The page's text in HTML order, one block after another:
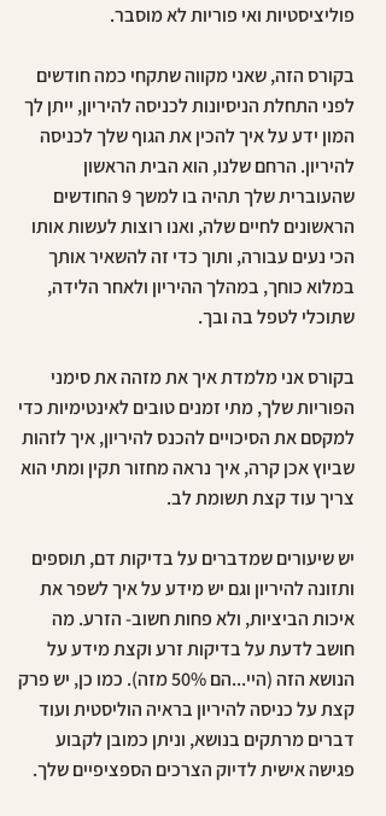
פוליציסטיות ואי פוריות לא מוסבר.
בקורס הזה, שאני מקווה שתקחי כמה חודשים
לפני התחלת הניסיונות לכניסה להיריון, ייתן לך
המון ידע על איך להכין את הגוף שלך לכניסה
להיריון. הרחם שלנו, הוא הבית הראשון
שהעוברית שלך תהיה בו למשך 9 החודשים
הראשונים לחיים שלה, ואנו רוצות לעשות אותו
הכי נעים עבורה, ותוך כדי זה להשאיר אותך
במלוא כוחך, במהלך ההיריון ולאחר הלידה,
שתוכלי לטפל בה ובך.
בקורס אני מלמדת איך את מזהה את סימני
הפוריות שלך, מתי זמנים טובים לאינטימיות כדי
למקסם את הסיכויים להכנס להיריון, איך לזהות
שביוץ אכן קרה, איך נראה מחזור תקין ומתי הוא
צריך עוד קצת תשומת לב.
יש שיעורים שמדברים על בדיקות דם, תוספים
ותזונה להיריון וגם יש מידע על איך לשפר את
איכות הביציות, ולא פחות חשוב- הזרע. מה
חושב לדעת על בדיקות זרע וקצת מידע על
הנושא הזה (היי...הם 50% מזה). כמו כן, יש פרק
קצת על כניסה להיריון בראיה הוליסטית ועוד
דברים מרתקים בנושא, וניתן כמובן לקבוע
פגישה אישית לדיוק הצרכים הספציפיים שלך.